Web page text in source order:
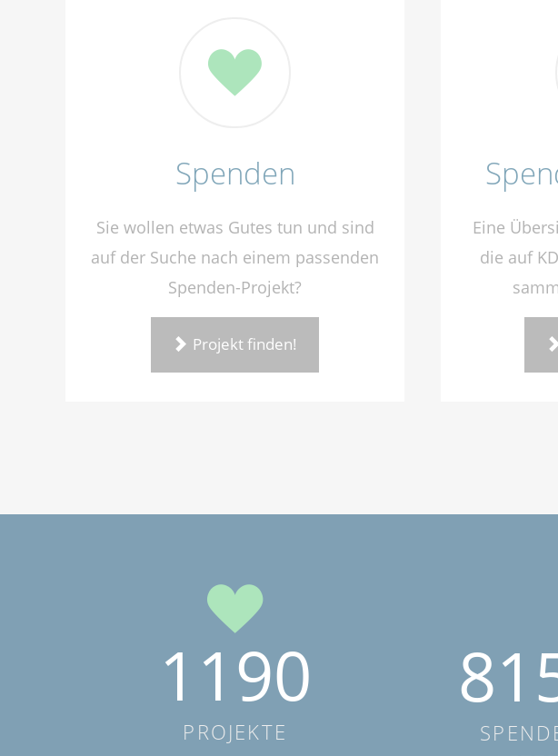
Spenden
Sie wollen etwas Gutes tun und sind
auf der Suche nach einem passenden
Spenden-Projekt?
Projekt finden!
Eine
die auf
1190
PROJEKTE